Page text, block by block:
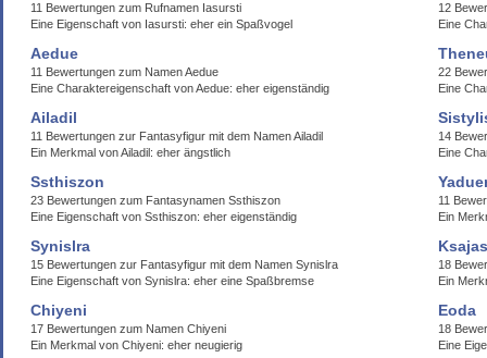
11 Bewertungen zum Rufnamen Iasursti
Eine Eigenschaft von Iasursti: eher ein Spaßvogel
12
Eine
Aedue
11 Bewertungen zum Namen Aedue
Eine Charaktereigenschaft von Aedue: eher eigenständig
22
Eine
Ailadil
11 Bewertungen zur Fantasyfigur mit dem Namen Ailadil
Ein Merkmal von Ailadil: eher ängstlich
14
Eine
Ssthiszon
23 Bewertungen zum Fantasynamen Ssthiszon
Eine Eigenschaft von Ssthiszon: eher eigenständig
11
Ein
Synislra
15 Bewertungen zur Fantasyfigur mit dem Namen Synislra
Eine Eigenschaft von Synislra: eher eine Spaßbremse
18
Ein
Chiyeni
17 Bewertungen zum Namen Chiyeni
Ein Merkmal von Chiyeni: eher neugierig
Eoda
18
Eine